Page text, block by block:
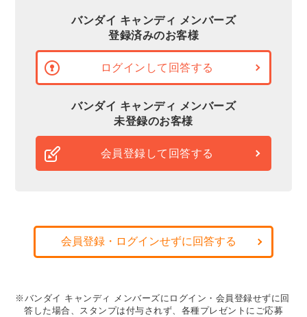
バンダイ キャンディ メンバーズ
登録済みのお客様
ログインして回答する
バンダイ キャンディ メンバーズ
未登録のお客様
会員登録して回答する
会員登録・ログインせずに回答する
※バンダイ キャンディ メンバーズにログイン・会員登録せずに回
答した場合、スタンプは付与されず、各種プレゼントにご応募